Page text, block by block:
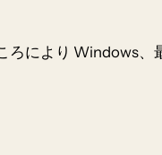
ろにより Windows、